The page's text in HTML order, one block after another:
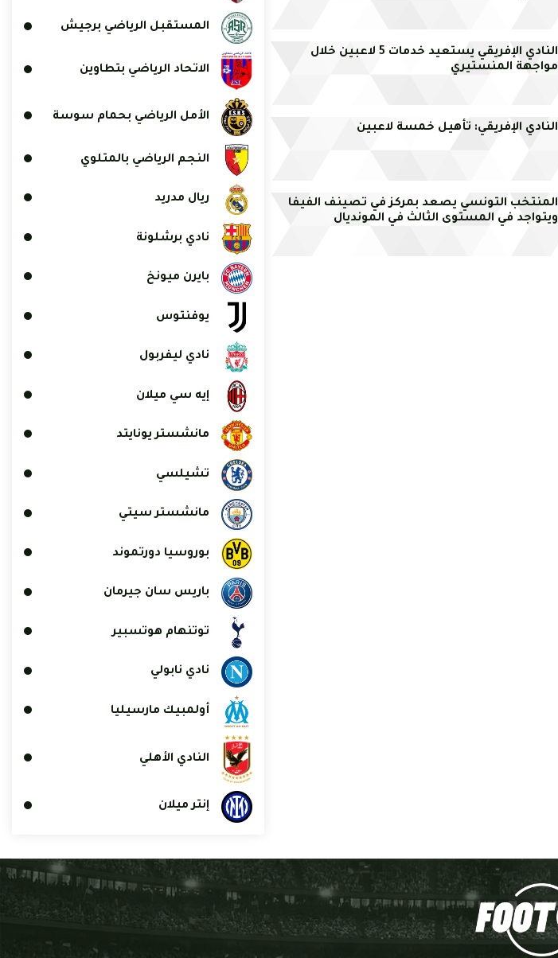
النادي الإفريقي يستعيد خدمات 5 لاعبين خلال
مواجهة المنستيري
النادي الإفريقي: تأهيل خمسة لاعبين
المنتخب التونسي يصعد بمركز في تصينف الفيفا
ويتواجد في المستوى الثالث في المونديال
المستقبل الرياضي برجيش
الاتحاد الرياضي بتطاوين
الأمل الرياضي بحمام سوسة
النجم الرياضي بالمتلوي
ريال مدريد
نادي برشلونة
بايرن ميونخ
يوفنتوس
نادي ليفربول
إيه سي ميلان
مانشستر يونايتد
تشيلسي
مانشستر سيتي
بوروسيا دورتموند
باريس سان جيرمان
توتنهام هوتسبير
نادي نابولي
أولمبيك مارسيليا
النادي الأهلي
إنتر ميلان